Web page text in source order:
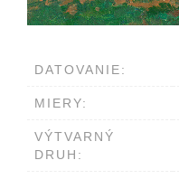
DATOVANIE:
MIERY:
VÝTVARNÝ
DRUH: